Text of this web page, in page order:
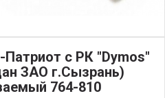
с РК "Dymos"
ЗАО г.Сызрань)
764-810